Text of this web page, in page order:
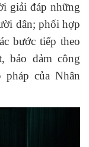
giải đáp những
dân; phối hợp
bước tiếp theo
bảo đảm công
của Nhân